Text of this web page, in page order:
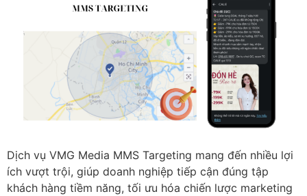
Dịch vụ VMG Media MMS Targeting mang đến nhiều lợi
ích vượt trội, giúp doanh nghiệp tiếp cận đúng tập
khách hàng tiềm năng, tối ưu hóa chiến lược marketing